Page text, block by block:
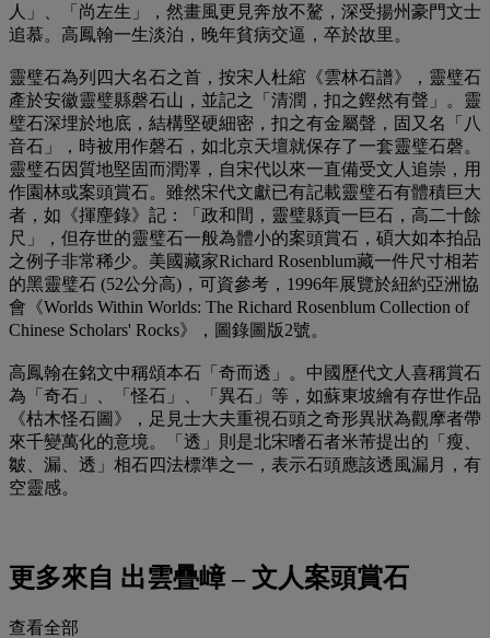
人」、「尚左生」，然畫風更見奔放不驁，深受揚州豪門文士
追慕。高鳳翰一生淡泊，晚年貧病交逼，卒於故里。
靈璧石為列四大名石之首，按宋人杜綰《雲林石譜》，靈璧石
產於安徽靈璧縣磬石山，並記之「清潤，扣之鏗然有聲」。靈
璧石深埋於地底，結構堅硬細密，扣之有金屬聲，固又名「八
音石」，時被用作磬石，如北京天壇就保存了一套靈璧石磬。
靈璧石因質地堅固而潤澤，自宋代以來一直備受文人追崇，用
作園林或案頭賞石。雖然宋代文獻已有記載靈璧石有體積巨大
者，如《揮麈錄》記：「政和間，靈璧縣貢一巨石，高二十餘
尺」，但存世的靈璧石一般為體小的案頭賞石，碩大如本拍品
之例子非常稀少。美國藏家Richard Rosenblum藏一件尺寸相若
的黑靈璧石 (52公分高)，可資參考，1996年展覽於紐約亞洲協
會《Worlds Within Worlds: The Richard Rosenblum Collection of
Chinese Scholars' Rocks》，圖錄圖版2號。
高鳳翰在銘文中稱頌本石「奇而透」。中國歷代文人喜稱賞石
為「奇石」、「怪石」、「異石」等，如蘇東坡繪有存世作品
《枯木怪石圖》，足見士大夫重視石頭之奇形異狀為觀摩者帶
來千變萬化的意境。「透」則是北宋嗜石者米芾提出的「瘦、
皺、漏、透」相石四法標準之一，表示石頭應該透風漏月，有
空靈感。
更多來自 出雲疊嶂 – 文人案頭賞石
查看全部